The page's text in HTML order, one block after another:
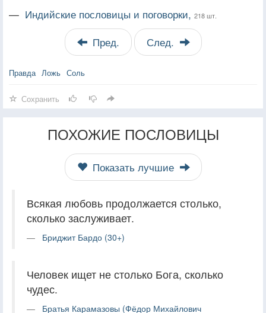
— Индийские пословицы и поговорки, 218 шт.
Пред. След.
Правда Ложь Соль
Сохранить
ПОХОЖИЕ ПОСЛОВИЦЫ
Показать лучшие
Всякая любовь продолжается столько,
сколько заслуживает.
Бриджит Бардо (30+)
Человек ищет не столько Бога, сколько
чудес.
Братья Карамазовы (Фёдор Михайлович